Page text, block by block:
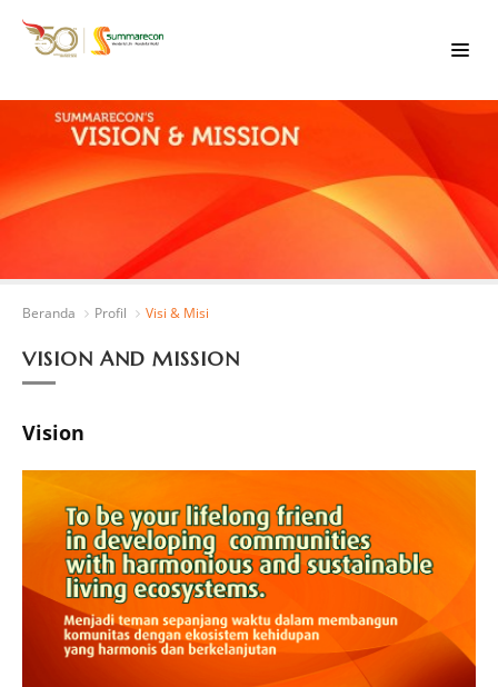
Beranda Profil Visi & Misi
VISION AND MISSION
Vision